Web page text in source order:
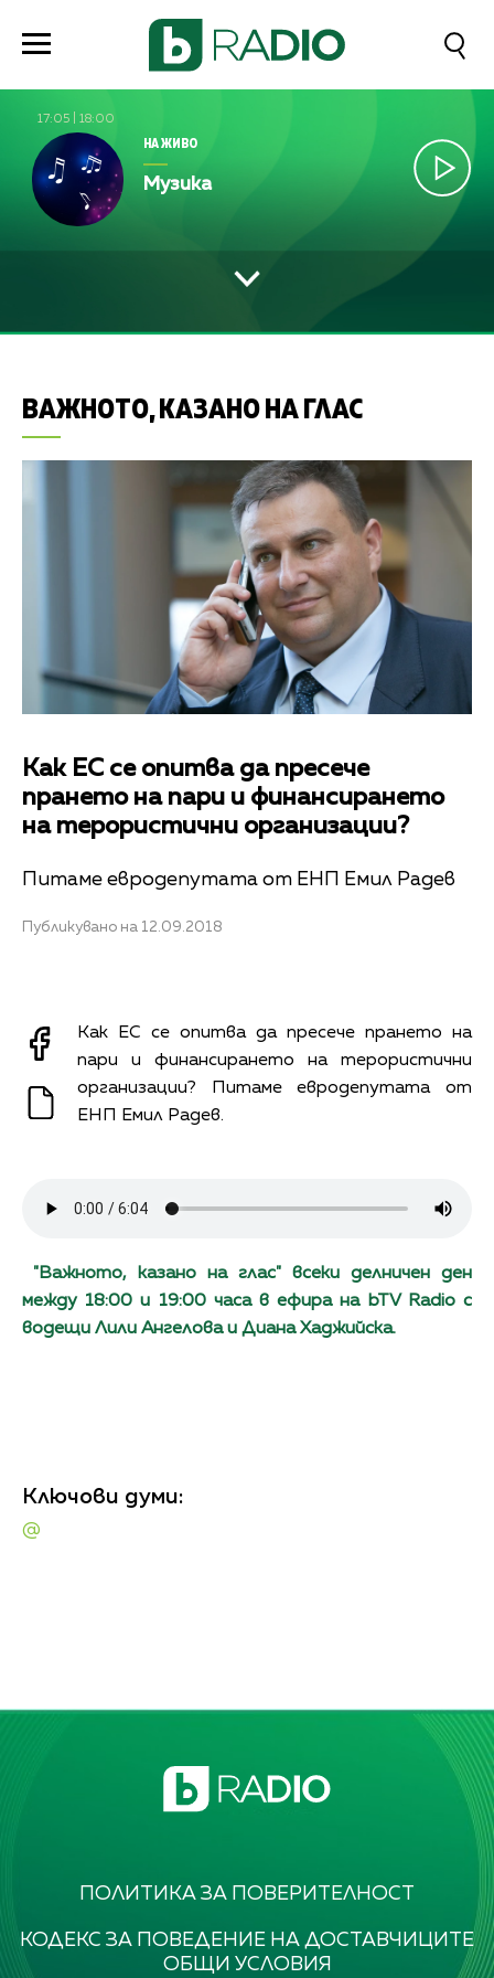
17:05 18:00
НА ЖИВО
Музика
ВАЖНОТО, КАЗАНО НА ГЛАС
Как ЕС се опитва да пресече
прането на пари и финансирането
на терористични организации?
Питаме евродепутата от ЕНП Емил Радев
Публикувано на 12.09.2018
Как ЕС се опитва да пресече прането на
пари и финансирането на терористични
организации? Питаме евродепутата от
ЕНП Емил Радев.
"Важното, казано на глас" всеки делничен ден
между 18:00 и 19:00 часа в ефира на bTV Radio с
водещи Лили Ангелова и Диана Хаджийска.
Ключови думи:
@
ПОЛИТИКА ЗА ПОВЕРИТЕЛНОСТ
КОДЕКС ЗА ПОВЕДЕНИЕ НА ДОСТАВЧИЦИТЕ
ОБЩИ УСЛОВИЯ